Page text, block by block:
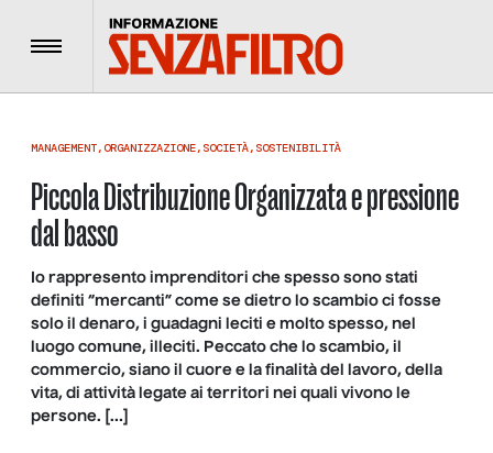
Menu
MANAGEMENT,ORGANIZZAZIONE, SOCIETÀ, SOSTENIBILITÀ
Piccola Distribuzione Organizzata e pressione
dal basso
Io rappresento imprenditori che spesso sono stati
definiti “mercanti” come se dietro lo scambio ci fosse
solo il denaro, i guadagni leciti e molto spesso, nel
luogo comune, illeciti. Peccato che lo scambio, il
commercio, siano il cuore e la finalità del lavoro, della
vita, di attività legate ai territori nei quali vivono le
persone. […]